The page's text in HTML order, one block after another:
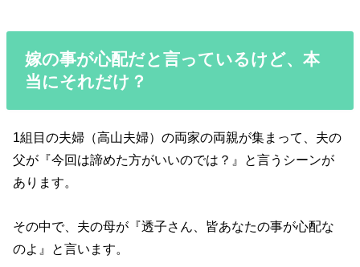
嫁の事が心配だと言っているけど、本
当にそれだけ？
1組目の夫婦（高山夫婦）の両家の両親が集まって、夫の
父が『今回は諦めた方がいいのでは？』と言うシーンが
あります。
その中で、夫の母が『透子さん、皆あなたの事が心配な
のよ』と言います。